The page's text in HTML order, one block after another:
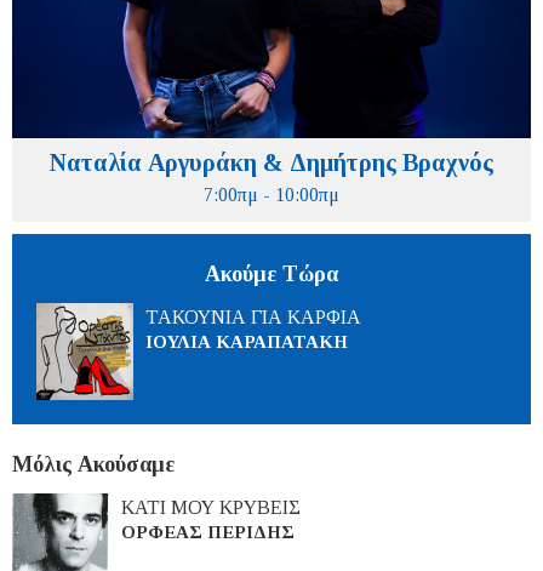
Ναταλία Αργυράκη & Δημήτρης Βραχνός
7:00πμ - 10:00πμ
Ακούμε Τώρα
ΤΑΚΟΥΝΙΑ ΓΙΑ ΚΑΡΦΙΑ
ΙΟΥΛΙΑ ΚΑΡΑΠΑΤΑΚΗ
Μόλις Ακούσαμε
ΚΑΤΙ ΜΟΥ ΚΡΥΒΕΙΣ
ΟΡΦΕΑΣ ΠΕΡΙΔΗΣ